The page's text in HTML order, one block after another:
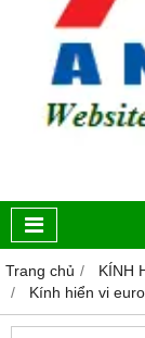
Trang chủ
KÍNH
Kính hiển vi